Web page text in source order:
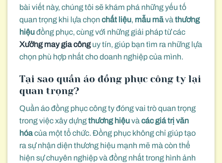
bài viết này, chúng tôi sẽ khám phá những yếu tố
quan trọng khi lựa chọn chất liệu, mẫu mãvà thương
hiệuđồng phục, cùng với những giải pháp từ các
Xưởng may gia cônguy tín, giúp bạn tìm ra những lựa
chọn phù hợp nhất cho doanh nghiệp của mình.
Tại sao quần áo đồng phục công ty lại
quan trọng?
Quần áo đồng phục công ty đóng vai trò quan trọng
trong việc xây dựngthương hiệuvà các giá trị văn
hóacủa một tổ chức. Đồng phục không chỉ giúp tạo
ra sự nhận diện thương hiệu mạnh mẽ mà còn thể
hiện sự chuyên nghiệp và đồng nhất trong hình ảnh